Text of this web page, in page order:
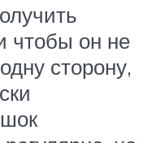
чтобы он не
сторону,